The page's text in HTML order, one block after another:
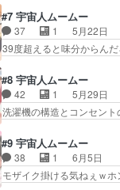
感じますね。Aパートは
た知識でエアコンの問題
波にしろもっといろいろ…
て今はそんなハイテク
ラという枠組みの理解度
どうするか考えていた
星の文明を再興するた
ノリ（ムームーと家電蘊
回な気がする。ムーム…
と思わされました。…
#7 宇宙人ムームー
37 1
5月22日
39度超えると味分から
語が再構築されていて、
は見た目で判断してはい
んと打ち解ける展開は
◯◯ステ…ここ一応都内
のスロットインの飲み込
排卵日の話とかしててガ
ん馴染んでくる。猫が当
#8 宇宙人ムームー
42 1
5月29日
洗濯機の構造とコンセ
ろおどろしい題字。園子
トで、デシマルが部屋に
度に気づかないとは、
明、自分は元々そうい
#9 宇宙人ムームー
38 1
6月5日
モザイク掛ける気ねぇ